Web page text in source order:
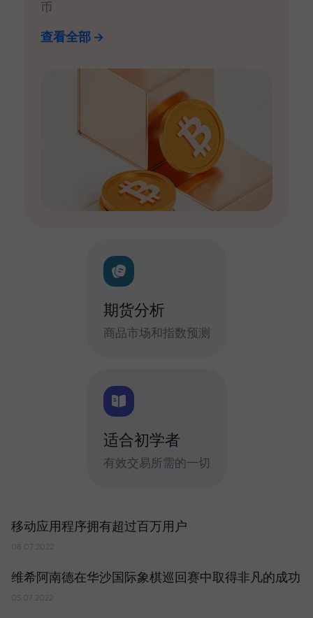
币
查看全部
期货分析
商品市场和指数预测
适合初学者
有效交易所需的一切
移动应用程序拥有超过百万用户
08.07.2022
维希阿南德在华沙国际象棋巡回赛中取得非凡的成功